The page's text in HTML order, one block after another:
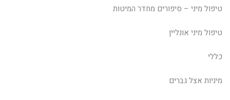
טיפול מיני – סיפורים מחדר המיטות
טיפול מיני אונליין
כללי
מיניות אצל גברים